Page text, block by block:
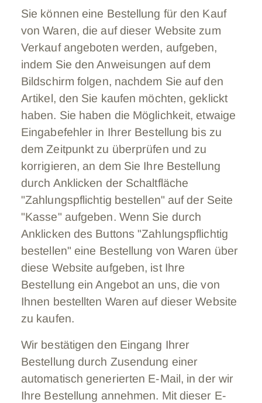
Sie können eine Bestellung für den Kauf
von Waren, die auf dieser Website zum
Verkauf angeboten werden, aufgeben,
indem Sie den Anweisungen auf dem
Bildschirm folgen, nachdem Sie auf den
Artikel, den Sie kaufen möchten, geklickt
haben. Sie haben die Möglichkeit, etwaige
Eingabefehler in Ihrer Bestellung bis zu
dem Zeitpunkt zu überprüfen und zu
korrigieren, an dem Sie Ihre Bestellung
durch Anklicken der Schaltfläche
"Zahlungspflichtig bestellen" auf der Seite
"Kasse" aufgeben. Wenn Sie durch
Anklicken des Buttons "Zahlungspflichtig
bestellen" eine Bestellung von Waren über
diese Website aufgeben, ist Ihre
Bestellung ein Angebot an uns, die von
Ihnen bestellten Waren auf dieser Website
zu kaufen.
Wir bestätigen den Eingang Ihrer
Bestellung durch Zusendung einer
automatisch generierten E-Mail, in der wir
Ihre Bestellung annehmen. Mit dieser E-